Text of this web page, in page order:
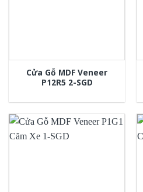
Cửa Gỗ MDF Veneer
P12R5 2-SGD